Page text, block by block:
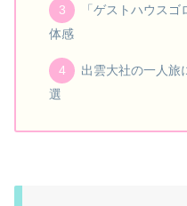
「ゲストハウス
体感
出雲大社の一人旅
選